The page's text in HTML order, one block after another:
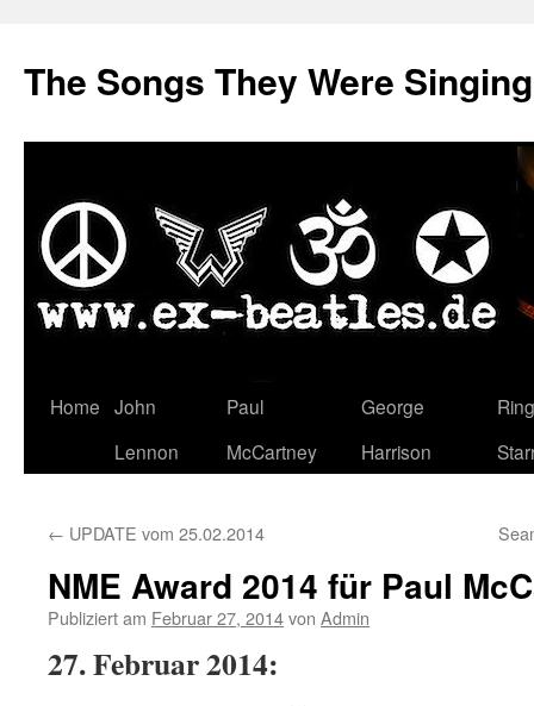
The Songs They Were
Zum
Home John
Lennon
Paul
McCartney
George
Harrison
← UPDATE vom 25.02.2014
NME Award 2014 für Paul
Publiziert am Februar 27, 2014von Admin
27. Februar 2014: